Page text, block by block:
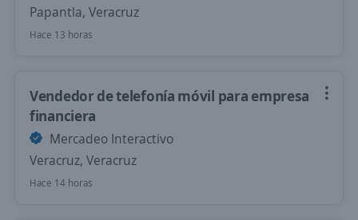
Papantla, Veracruz
Hace 13 horas
Vendedor de telefonía móvil para empresa
financiera
Mercadeo Interactivo
Veracruz, Veracruz
Hace 14 horas